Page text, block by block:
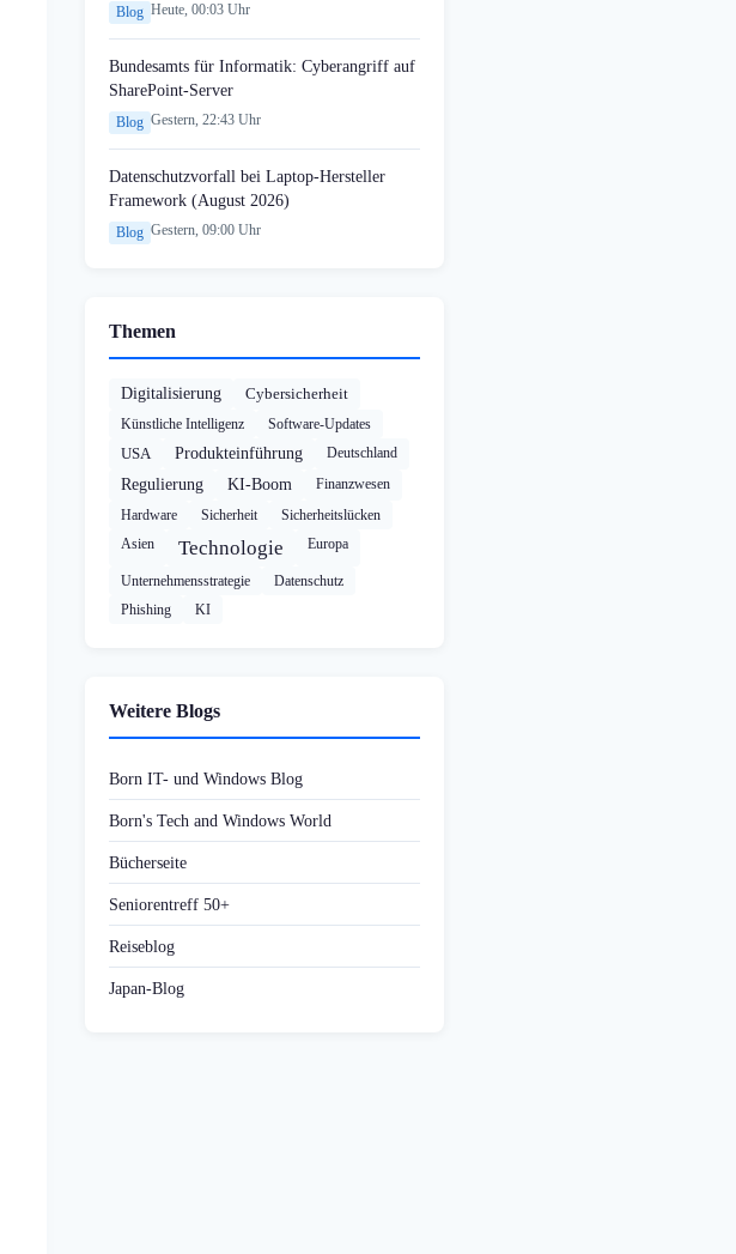
Blog Heute, 00:03 Uhr
Bundesamts für Informatik: Cyberangriff auf
SharePoint-Server
Blog Gestern, 22:43 Uhr
Datenschutzvorfall bei Laptop-Hersteller
Framework (August 2026)
Blog Gestern, 09:00 Uhr
Themen
Digitalisierung Cybersicherheit
Künstliche Intelligenz Software-Updates
USA Produkteinführung Deutschland
Regulierung KI-Boom
Finanzwesen
Hardware
Sicherheit
Sicherheitslücken
Asien
Technologie Europa
Unternehmensstrategie
Datenschutz
Phishing
KI
Weitere Blogs
Born IT- und Windows Blog
Born's Tech and Windows World
Bücherseite
Seniorentreff 50+
Reiseblog
Japan-Blog